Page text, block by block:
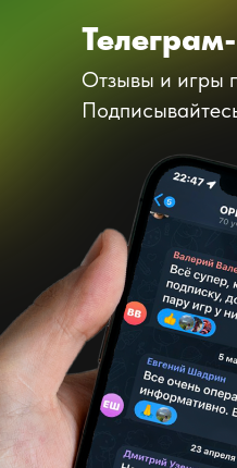
Отзывы и игры